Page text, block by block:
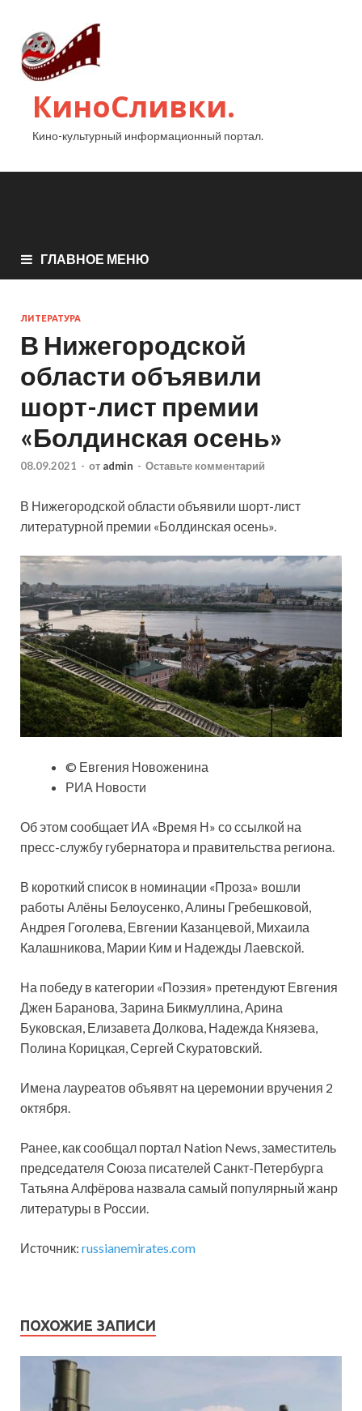
КиноСливки.
Кино-культурный информационный портал.
ГЛАВНОЕ МЕНЮ
ЛИТЕРАТУРА
В Нижегородской
области объявили
шорт-лист премии
«Болдинская осень»
08.09.2021 - от admin - Оставьте комментарий
В Нижегородской области объявили шорт-лист
литературной премии «Болдинская осень».
© Евгения Новоженина
РИА Новости
Об этом сообщает ИА «Время Н» со ссылкой на
пресс-службу губернатора и правительства региона.
В короткий список в номинации «Проза» вошли
работы Алёны Белоусенко, Алины Гребешковой,
Андрея Гоголева, Евгении Казанцевой, Михаила
Калашникова, Марии Ким и Надежды Лаевской.
На победу в категории «Поэзия» претендуют Евгения
Джен Баранова, Зарина Бикмуллина, Арина
Буковская, Елизавета Долкова, Надежда Князева,
Полина Корицкая, Сергей Скуратовский.
Имена лауреатов объявят на церемонии вручения 2
октября.
Ранее, как сообщал портал Nation News, заместитель
председателя Союза писателей Санкт-Петербурга
Татьяна Алфёрова назвала самый популярный жанр
литературы в России.
Источник: russianemirates.com
ПОХОЖИЕ ЗАПИСИ